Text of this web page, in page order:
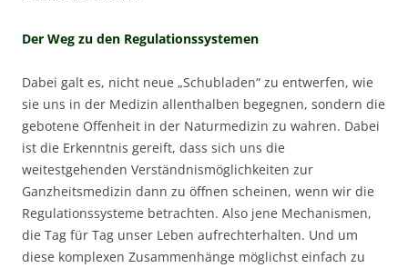
Der Weg zu den Regulationssystemen
Dabei galt es, nicht neue „Schubladen“ zu entwerfen, wie
sie uns in der Medizin allenthalben begegnen, sondern die
gebotene Offenheit in der Naturmedizin zu wahren. Dabei
ist die Erkenntnis gereift, dass sich uns die
weitestgehenden Verständnismöglichkeiten zur
Ganzheitsmedizin dann zu öffnen scheinen, wenn wir die
Regulationssysteme betrachten. Also jene Mechanismen,
die Tag für Tag unser Leben aufrechterhalten. Und um
diese komplexen Zusammenhänge möglichst einfach zu